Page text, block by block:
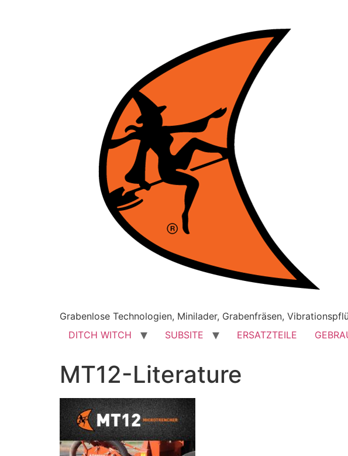
Grabenlose Technologien, Minilader, Grabenfräsen,
DITCH WITCH
SUBSITE ERSATZTEILE
MT12-Literature